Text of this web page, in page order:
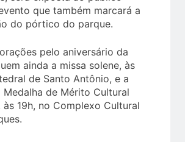
que também marcará a
do pórtico do parque.
pelo aniversário da
ainda a missa solene, às
de Santo Antônio, e a
Medalha de Mérito Cultural
às 19h, no Complexo Cultural